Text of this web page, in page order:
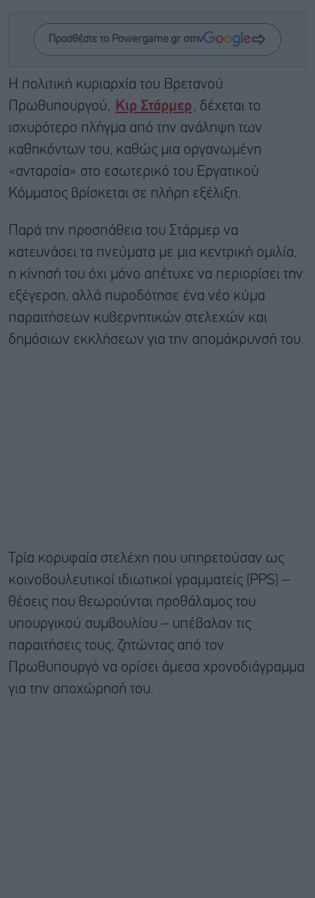
Προσθέστε το Powergame.gr στην
Η πολιτική κυριαρχία του Βρετανού
Πρωθυπουργού,
Κιρ Στάρμερ
, δέχεται το
ισχυρότερο πλήγμα από την ανάληψη των
καθηκόντων του, καθώς μια οργανωμένη
«ανταρσία» στο εσωτερικό του Εργατικού
Κόμματος βρίσκεται σε πλήρη εξέλιξη.
Παρά την προσπάθεια του Στάρμερ να
κατευνάσει τα πνεύματα με μια κεντρική ομιλία,
η κίνησή του όχι μόνο απέτυχε να περιορίσει την
εξέγερση, αλλά πυροδότησε ένα νέο κύμα
παραιτήσεων κυβερνητικών στελεχών και
δημόσιων εκκλήσεων για την απομάκρυνσή του.
Τρία κορυφαία στελέχη που υπηρετούσαν ως
κοινοβουλευτικοί ιδιωτικοί γραμματείς (PPS) –
θέσεις που θεωρούνται προθάλαμος του
υπουργικού συμβουλίου – υπέβαλαν τις
παραιτήσεις τους, ζητώντας από τον
Πρωθυπουργό να ορίσει άμεσα χρονοδιάγραμμα
για την αποχώρησή του.